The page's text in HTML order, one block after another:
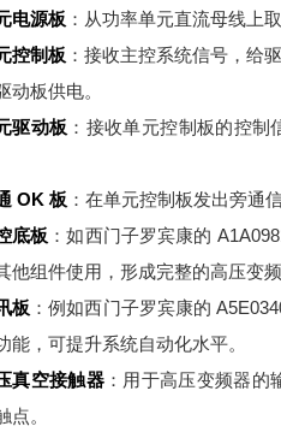
电源板 ：从功率单元直流母线上
控制板 ：接收主控系统信号，给
动板供电。
驱动板 ：接收单元控制板的控
OK 板 ：在单元控制板发出旁通
底板 ：如西门子罗宾康的
他组件使用，形成完整的高压变频
板 ：例如西门子罗宾康的
能，可提升系统自动化水平。
真空接触器：用于高压变频器的
点。